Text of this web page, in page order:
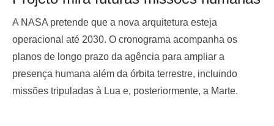
A NASA pretende que a nova arquitetura esteja
operacional até 2030. O cronograma acompanha os
planos de longo prazo da agência para ampliar a
presença humana além da órbita terrestre, incluindo
missões tripuladas à Lua e, posteriormente, a Marte.